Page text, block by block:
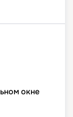
окне